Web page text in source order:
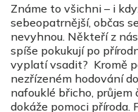
Známe to všichni – i
sebeopatrnější, občas
nevyhnou. Někteří z
spíše pokukují po
vyplatí vsadit? Kromě
nezřízeném hodování
nafouklé břicho, průjem
dokáže pomoci příroda.